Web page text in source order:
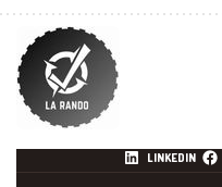
LINKEDIN